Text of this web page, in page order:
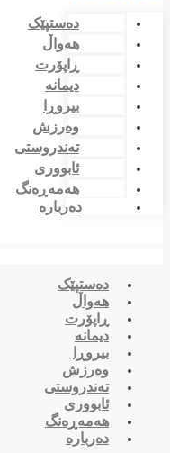
دەستپێک
هەواڵ
ڕاپۆرت
دیمانە
بیروڕا
وەرزش
تەندروستی
ئابووری
هەمەڕەنگ
دەربارە
دەستپێک
هەواڵ
ڕاپۆرت
دیمانە
بیروڕا
وەرزش
تەندروستی
ئابووری
هەمەڕەنگ
دەربارە